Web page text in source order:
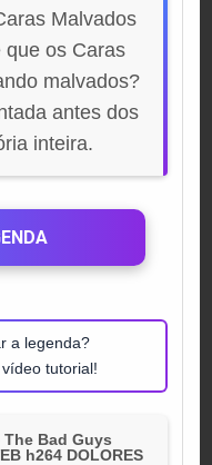
Malvados
os Caras
malvados?
antes dos
inteira.
a legenda?
tutorial!
Bad Guys
h264 DOLORES